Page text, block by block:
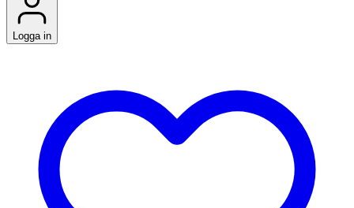
Logga in